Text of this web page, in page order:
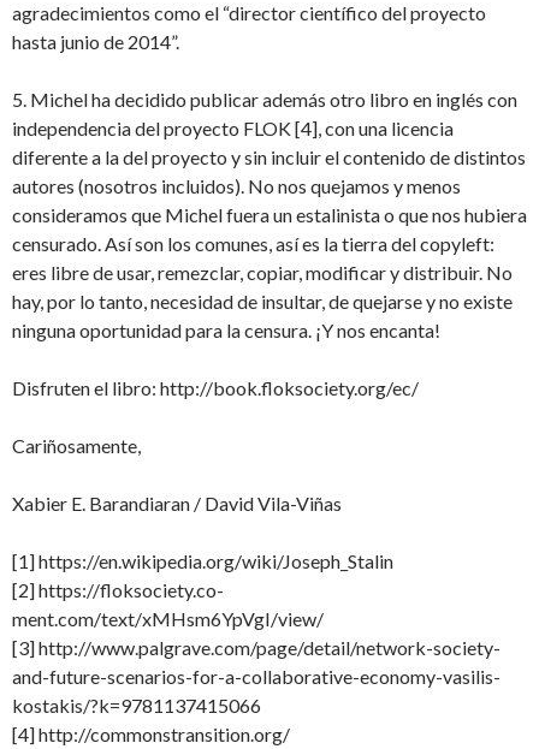
agradecimientos como el “director científico del proyecto
hasta junio de 2014”.
5. Michel ha decidido publicar además otro libro en inglés con
independencia del proyecto FLOK [4], con una licencia
diferente a la del proyecto y sin incluir el contenido de distintos
autores (nosotros incluidos). No nos quejamos y menos
consideramos que Michel fuera un estalinista o que nos hubiera
censurado. Así son los comunes, así es la tierra del copyleft:
eres libre de usar, remezclar, copiar, modificar y distribuir. No
hay, por lo tanto, necesidad de insultar, de quejarse y no existe
ninguna oportunidad para la censura. ¡Y nos encanta!
Disfruten el libro: http://book.floksociety.org/ec/
Cariñosamente,
Xabier E. Barandiaran / David Vila-Viñas
[1] https://en.wikipedia.org/wiki/Joseph_Stalin
[2] https://floksociety.co-
ment.com/text/xMHsm6YpVgI/view/
[3] http://www.palgrave.com/page/detail/network-society-
and-future-scenarios-for-a-collaborative-economy-vasilis-
kostakis/?k=9781137415066
[4] http://commonstransition.org/